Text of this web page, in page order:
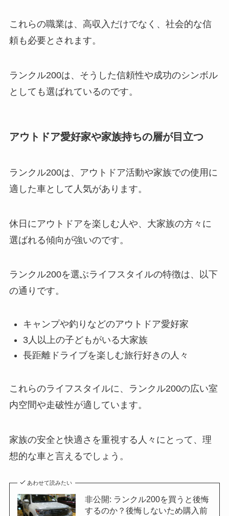
これらの職業は、高収入だけでなく、社会的な信
頼も必要とされます。
ランクル200は、そうした信頼性や成功のシンボル
としても選ばれているのです。
アウトドア愛好家や家族持ちの層が目立つ
ランクル200は、アウトドア活動や家族での使用に
適した車として人気があります。
休日にアウトドアを楽しむ人や、大家族の方々に
選ばれる傾向が強いのです。
ランクル200を選ぶライフスタイルの特徴は、以下
の通りです。
キャンプや釣りなどのアウトドア愛好家
3人以上の子どもがいる大家族
長距離ドライブを楽しむ旅行好きの人々
これらのライフスタイルに、ランクル200の広い室
内空間や走破性が適しています。
家族の安全と快適さを重視する人々にとって、理
想的な車と言えるでしょう。
あわせて読みたい
非公開: ランクル200を買うと後悔
するのか？後悔しないため購入前